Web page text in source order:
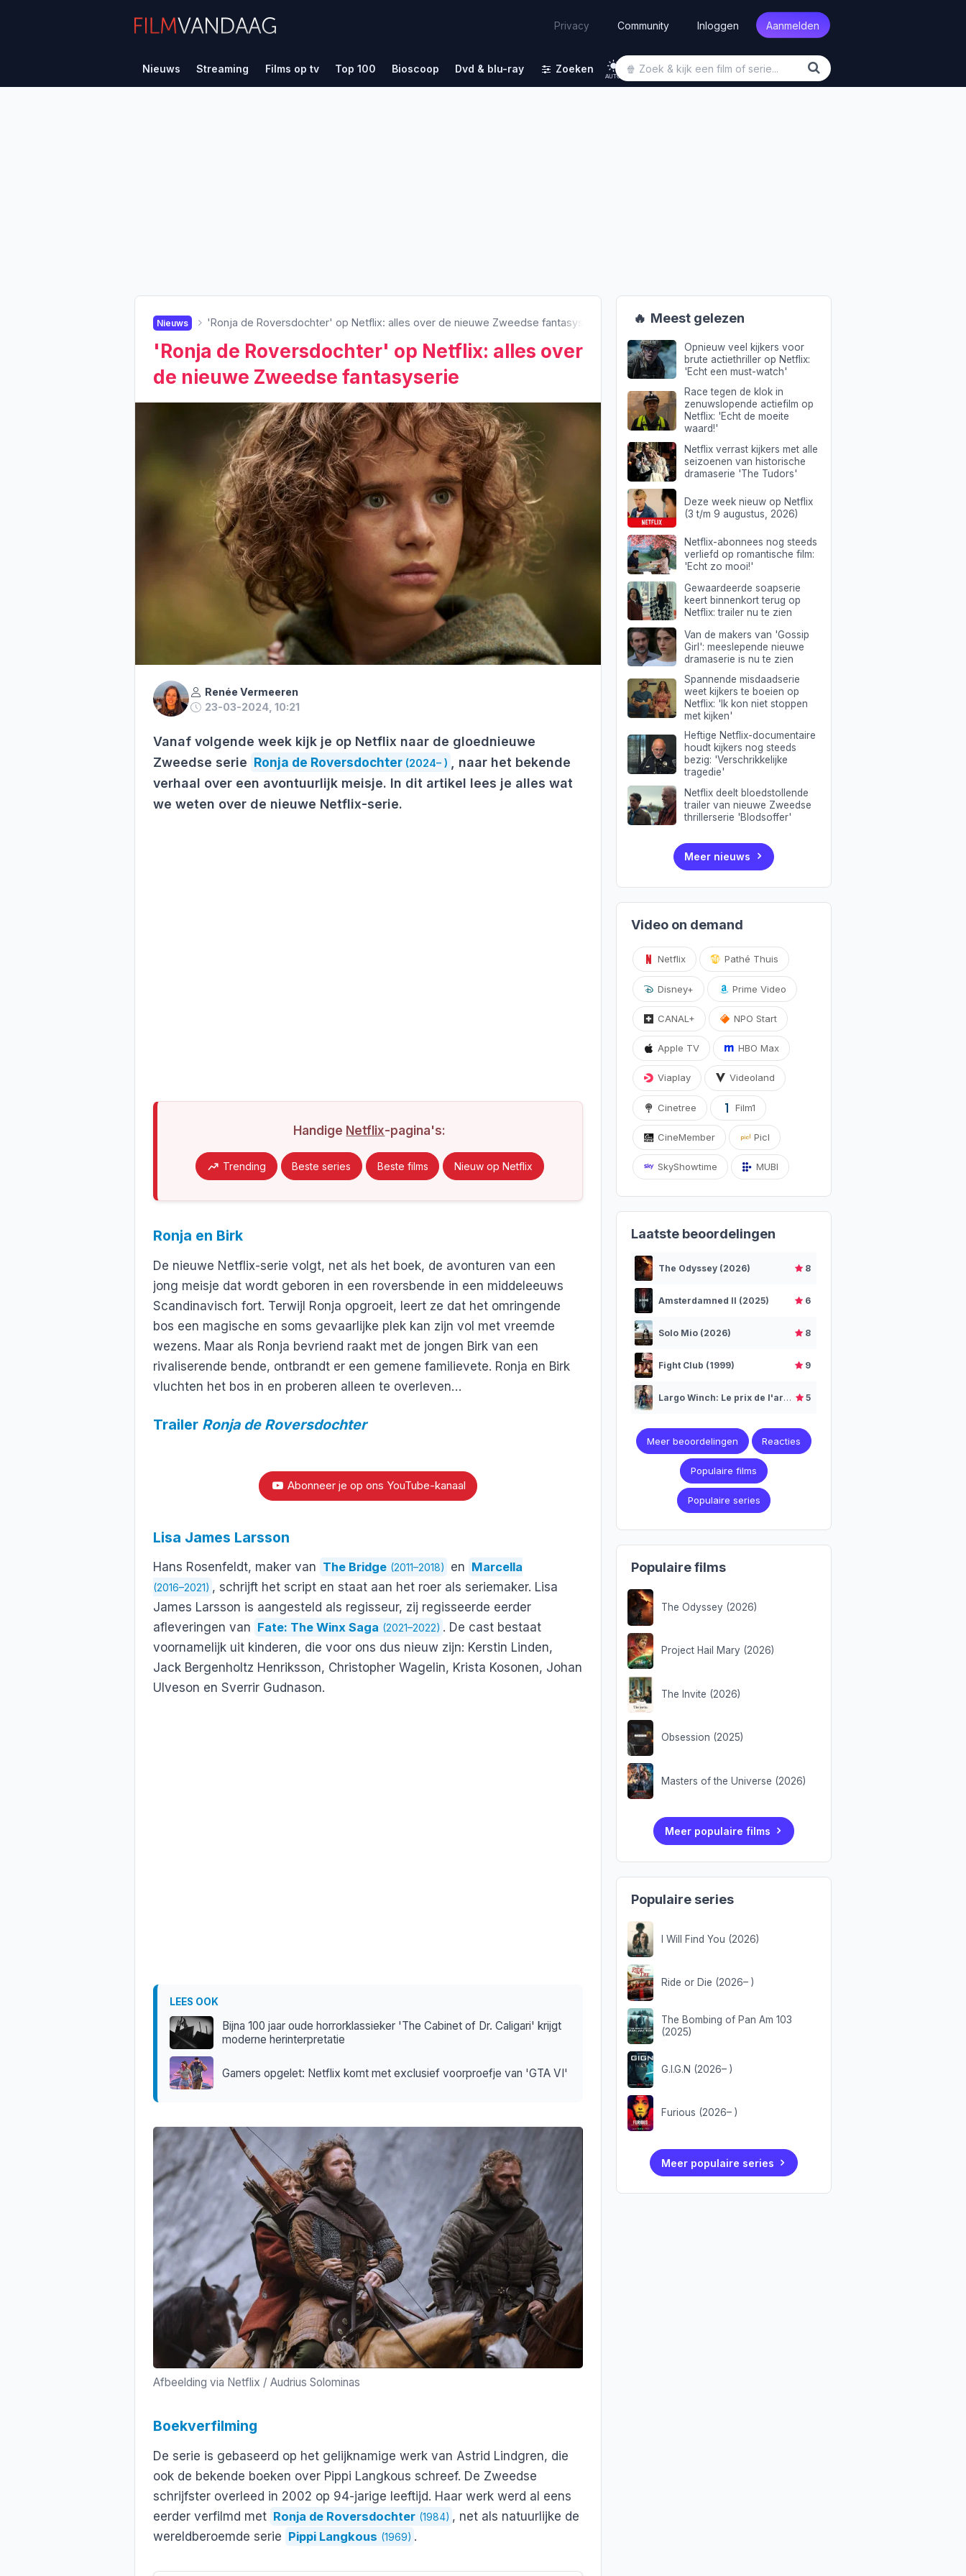
Privacy Community Inloggen Aanmelden
Nieuws Streaming Films op tv Top 100 Bioscoop Dvd & blu-ray Zoeken
AUTO
Nieuws 'Ronja de Roversdochter' op Netflix: alles over de nieuwe Zweedse fantasyserie
'Ronja de Roversdochter' op Netflix: alles over
de nieuwe Zweedse fantasyserie
Renée Vermeeren
23-03-2024, 10:21
Vanaf volgende week kijk je op Netflix naar de gloednieuwe
Zweedse serie Ronja de Roversdochter (2024– )
, naar het bekende
verhaal over een avontuurlijk meisje. In dit artikel lees je alles wat
we weten over de nieuwe Netflix-serie.
Handige Netflix-pagina's:
Trending Beste series Beste films Nieuw op Netflix
Ronja en Birk
De nieuwe Netflix-serie volgt, net als het boek, de avonturen van een
jong meisje dat wordt geboren in een roversbende in een middeleeuws
Scandinavisch fort. Terwijl Ronja opgroeit, leert ze dat het omringende
bos een magische en soms gevaarlijke plek kan zijn vol met vreemde
wezens. Maar als Ronja bevriend raakt met de jongen Birk van een
rivaliserende bende, ontbrandt er een gemene familievete. Ronja en Birk
vluchten het bos in en proberen alleen te overleven…
Trailer Ronja de Roversdochter
Abonneer je op ons YouTube-kanaal
Lisa James Larsson
Hans Rosenfeldt, maker van The Bridge (2011–2018) en Marcella
(2016–2021) , schrijft het script en staat aan het roer als seriemaker. Lisa
James Larsson is aangesteld als regisseur, zij regisseerde eerder
afleveringen van Fate: The Winx Saga (2021–2022) . De cast bestaat
voornamelijk uit kinderen, die voor ons dus nieuw zijn: Kerstin Linden,
Jack Bergenholtz Henriksson, Christopher Wagelin, Krista Kosonen, Johan
Ulveson en Sverrir Gudnason.
LEES OOK
Bijna 100 jaar oude horrorklassieker 'The Cabinet of Dr. Caligari' krijgt
moderne herinterpretatie
Gamers opgelet: Netflix komt met exclusief voorproefje van 'GTA VI'
Afbeelding via Netflix / Audrius Solominas
Boekverfilming
De serie is gebaseerd op het gelijknamige werk van Astrid Lindgren, die
ook de bekende boeken over Pippi Langkous schreef. De Zweedse
schrijfster overleed in 2002 op 94-jarige leeftijd. Haar werk werd al eens
eerder verfilmd met Ronja de Roversdochter (1984) , net als natuurlijke de
wereldberoemde serie Pippi Langkous (1969) .
🔥 Meest gelezen
Opnieuw veel kijkers voor
brute actiethriller op Netflix:
'Echt een must-watch'
Race tegen de klok in
zenuwslopende actiefilm op
Netflix: 'Echt de moeite
waard!'
Netflix verrast kijkers met alle
seizoenen van historische
dramaserie 'The Tudors'
Deze week nieuw op Netflix
(3 t/m 9 augustus, 2026)
Netflix-abonnees nog steeds
verliefd op romantische film:
'Echt zo mooi!'
Gewaardeerde soapserie
keert binnenkort terug op
Netflix: trailer nu te zien
Van de makers van 'Gossip
Girl': meeslepende nieuwe
dramaserie is nu te zien
Spannende misdaadserie
weet kijkers te boeien op
Netflix: 'Ik kon niet stoppen
met kijken'
Heftige Netflix-documentaire
houdt kijkers nog steeds
bezig: 'Verschrikkelijke
tragedie'
Netflix deelt bloedstollende
trailer van nieuwe Zweedse
thrillerserie 'Blodsoffer'
Meer nieuws
Video on demand
Netflix Pathé Thuis
Disney+ Prime Video
CANAL+ NPO Start
Apple TV HBO Max
Viaplay Videoland
Cinetree Film1
CineMember Picl
SkyShowtime MUBI
Laatste beoordelingen
The Odyssey (2026) 8
Amsterdamned II (2025) 6
Solo Mio (2026) 8
Fight Club (1999) 9
Largo Winch: Le prix de l'argent (2024) 5
Meer beoordelingen Reacties
Populaire films
Populaire series
Populaire films
The Odyssey (2026)
Project Hail Mary (2026)
The Invite (2026)
Obsession (2025)
Masters of the Universe (2026)
Meer populaire films
Populaire series
I Will Find You (2026)
Ride or Die (2026– )
The Bombing of Pan Am 103
(2025)
G.I.G.N (2026– )
Furious (2026– )
Meer populaire series